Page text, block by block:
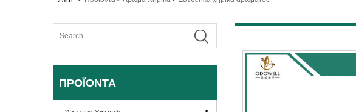
ΠΡΟΪΌΝΤΑ